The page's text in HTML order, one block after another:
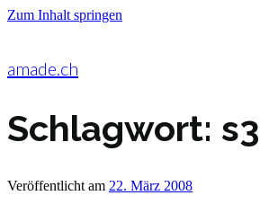
Zum Inhalt springen
amade.ch
Schlagwort:
Veröffentlicht am 22. März 2008